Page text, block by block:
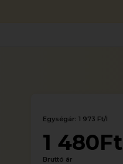
Egységár: 1 973 Ft/l
1 480Ft
Bruttó ár